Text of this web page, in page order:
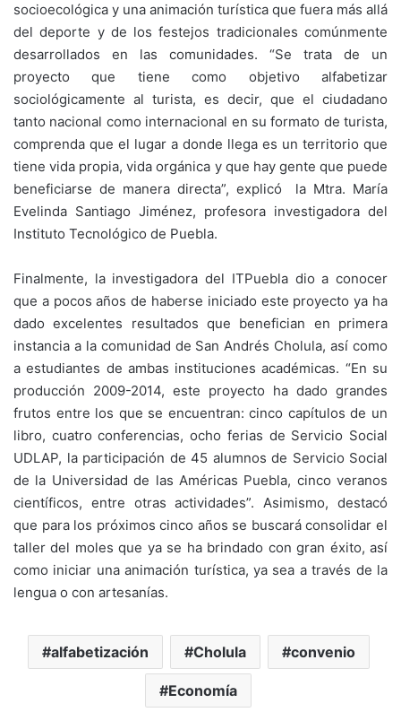
socioecológica y una animación turística que fuera más allá
del deporte y de los festejos tradicionales comúnmente
desarrollados en las comunidades. “Se trata de un
proyecto que tiene como objetivo alfabetizar
sociológicamente al turista, es decir, que el ciudadano
tanto nacional como internacional en su formato de turista,
comprenda que el lugar a donde llega es un territorio que
tiene vida propia, vida orgánica y que hay gente que puede
beneficiarse de manera directa”, explicó la Mtra. María
Evelinda Santiago Jiménez, profesora investigadora del
Instituto Tecnológico de Puebla.
Finalmente, la investigadora del ITPuebla dio a conocer
que a pocos años de haberse iniciado este proyecto ya ha
dado excelentes resultados que benefician en primera
instancia a la comunidad de San Andrés Cholula, así como
a estudiantes de ambas instituciones académicas. “En su
producción 2009-2014, este proyecto ha dado grandes
frutos entre los que se encuentran: cinco capítulos de un
libro, cuatro conferencias, ocho ferias de Servicio Social
UDLAP, la participación de 45 alumnos de Servicio Social
de la Universidad de las Américas Puebla, cinco veranos
científicos, entre otras actividades”. Asimismo, destacó
que para los próximos cinco años se buscará consolidar el
taller del moles que ya se ha brindado con gran éxito, así
como iniciar una animación turística, ya sea a través de la
lengua o con artesanías.
alfabetización Cholula convenio
Economía